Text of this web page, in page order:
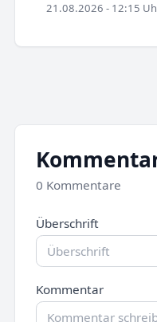
21.08.2026 - 12:15
0 Kommentare
Überschrift
Kommentar